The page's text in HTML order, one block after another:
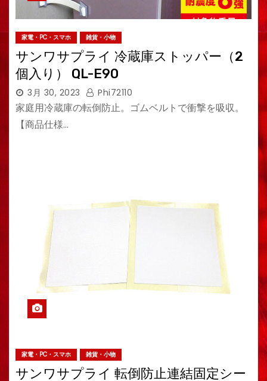
家電・PC・スマホ 雑貨・小物
サンワサプライ 冷蔵庫ストッパー（2
個入り） QL-E90
3月 30, 2023 Phi72110
家庭用冷蔵庫の転倒防止。ゴムベルトで衝撃を吸収。
【商品仕様…
家電・PC・スマホ 雑貨・小物
サンワサプライ 転倒防止連結固定シー